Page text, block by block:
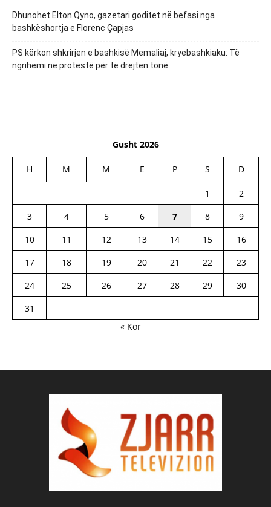
Dhunohet Elton Qyno, gazetari goditet në befasi nga
bashkëshortja e Florenc Çapjas
PS kërkon shkrirjen e bashkisë Memaliaj, kryebashkiaku: Të
ngrihemi në protestë për të drejtën tonë
Gusht 2026
H M M E P S D
1
2
3
4 5 6 7 8
9
10
11 12 13 14 15
16
17
18 19 20 21 22
23
24
25 26 27 28 29
30
31
« Kor